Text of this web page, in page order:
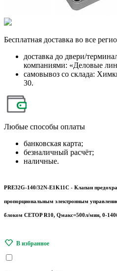
Бесплатная доставка во все
доставка до двери/
компаниями: «Деловые
самовывоз со склада:
30.
Любые способы оплаты
банковская карта;
безналичный расчёт;
наличные.
PRE32G-140/32N-E1K11C - Клапан
пропорциональным электронным
блоком CETOP R10, Qмакс=500л/мин, 0-